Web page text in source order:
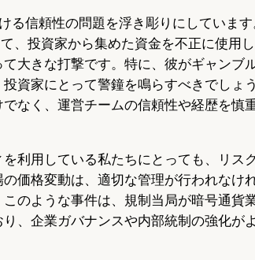
信頼性の問題を浮き彫りにしています
、投資家から集めた資金を不正に使用し
大きな打撃です。特に、彼がギャンブ
資家にとって警鐘を鳴らすべきでしょう
なく、運営チームの信頼性や経歴を慎
利用している私たちにとっても、リス
価格変動は、適切な管理が行われなけ
のような事件は、規制当局が暗号通貨
、企業ガバナンスや内部統制の強化が